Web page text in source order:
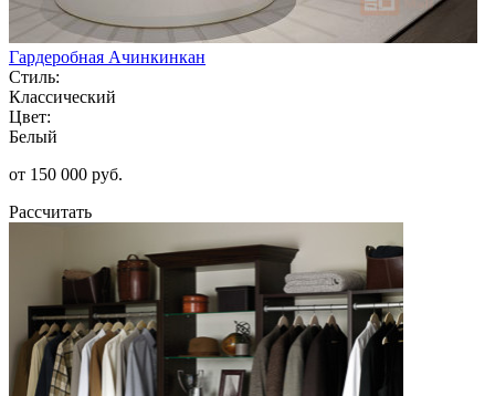
Гардеробная Ачинкинкан
Стиль:
Классический
Цвет:
Белый
от 150 000 руб.
Рассчитать